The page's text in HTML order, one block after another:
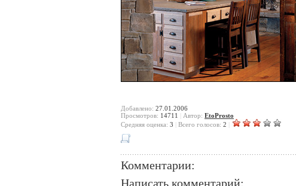
Добавлено: 27.01.2006
Просмотров: 14711 Автор: EtoProsto
Cредняя оценка: 3 Всего голосов: 2
Комментарии:
Написать комментарий: